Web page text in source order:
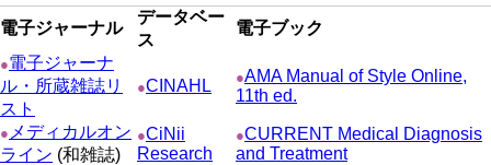
電子ジャーナル
データベー
ス
電子ブック
●電子ジャーナ
ル・所蔵雑誌リ
スト
●CINAHL ●AMA Manual of Style Online,
11th ed.
● メディカルオン
ライン (和雑誌)
●CiNii
Research
●CURRENT Medical Diagnosis
and Treatment